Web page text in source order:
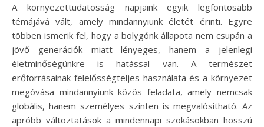
A környezettudatosság napjaink egyik legfontosabb
témájává vált, amely mindannyiunk életét érinti. Egyre
többen ismerik fel, hogy a bolygónk állapota nem csupán a
jövő generációk miatt lényeges, hanem a jelenlegi
életminőségünkre is hatással van. A természet
erőforrásainak felelősségteljes használata és a környezet
megóvása mindannyiunk közös feladata, amely nemcsak
globális, hanem személyes szinten is megvalósítható. Az
apróbb változtatások a mindennapi szokásokban hosszú